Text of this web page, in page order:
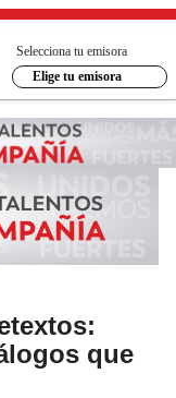
Selecciona tu emisora
Elige tu emisora
que